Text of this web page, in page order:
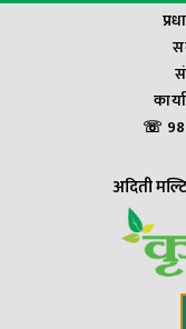
☏
अदिती